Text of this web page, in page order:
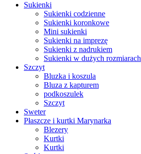
Sukienki
Sukienki codzienne
Sukienki koronkowe
Mini sukienki
Sukienki na imprezę
Sukienki z nadrukiem
Sukienki w dużych rozmiarach
Szczyt
Bluzka i koszula
Bluza z kapturem
podkoszulek
Szczyt
Sweter
Płaszcze i kurtki Marynarka
Blezery
Kurtki
Kurtki